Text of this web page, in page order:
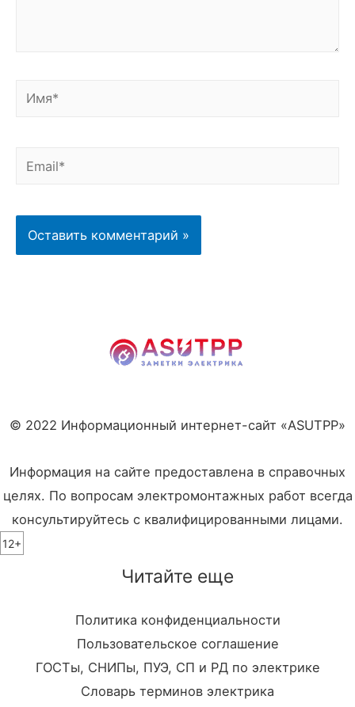
Имя*
Email*
© 2022 Информационный интернет-сайт «ASUTPP»
Информация на сайте предоставлена в справочных
целях. По вопросам электромонтажных работ всегда
консультируйтесь с квалифицированными лицами.
12+
Читайте еще
Политика конфиденциальности
Пользовательское соглашение
ГОСТы, СНИПы, ПУЭ, СП и РД по электрике
Словарь терминов электрика